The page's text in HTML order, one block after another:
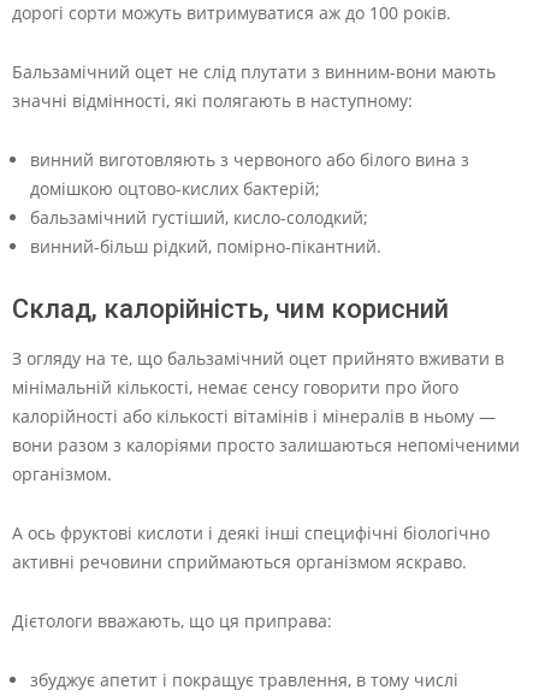
дорогі сорти можуть витримуватися аж до 100 років.
Бальзамічний оцет не слід плутати з винним-вони мають
значні відмінності, які полягають в наступному:
винний виготовляють з червоного або білого вина з
домішкою оцтово-кислих бактерій;
бальзамічний густіший, кисло-солодкий;
винний-більш рідкий, помірно-пікантний.
Склад, калорійність, чим корисний
З огляду на те, що бальзамічний оцет прийнято вживати в
мінімальній кількості, немає сенсу говорити про його
калорійності або кількості вітамінів і мінералів в ньому —
вони разом з калоріями просто залишаються непоміченими
організмом.
А ось фруктові кислоти і деякі інші специфічні біологічно
активні речовини сприймаються організмом яскраво.
Дієтологи вважають, що ця приправа:
збуджує апетит і покращує травлення, в тому числі